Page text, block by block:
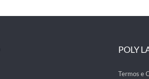
POLY
Termos e